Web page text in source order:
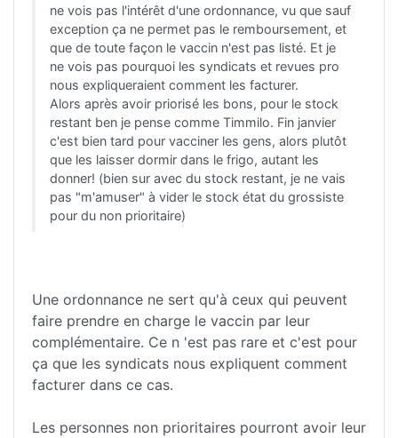
ne vois pas l'intérêt d'une ordonnance, vu que sauf
exception ça ne permet pas le remboursement, et
que de toute façon le vaccin n'est pas listé. Et je
ne vois pas pourquoi les syndicats et revues pro
nous expliqueraient comment les facturer.
Alors après avoir priorisé les bons, pour le stock
restant ben je pense comme Timmilo. Fin janvier
c'est bien tard pour vacciner les gens, alors plutôt
que les laisser dormir dans le frigo, autant les
donner! (bien sur avec du stock restant, je ne vais
pas "m'amuser" à vider le stock état du grossiste
pour du non prioritaire)
Une ordonnance ne sert qu'à ceux qui peuvent
faire prendre en charge le vaccin par leur
complémentaire. Ce n 'est pas rare et c'est pour
ça que les syndicats nous expliquent comment
facturer dans ce cas.
Les personnes non prioritaires pourront avoir leur